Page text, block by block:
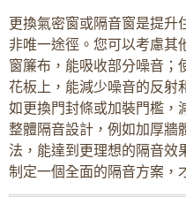
更換氣密窗或隔音窗是提升
非唯一途徑。您可以考慮其
窗簾布，能吸收部分噪音；
花板上，能減少噪音的反射
如更換門封條或加裝門檻，
整體隔音設計，例如加厚牆
法，能達到更理想的隔音效
制定一個全面的隔音方案，